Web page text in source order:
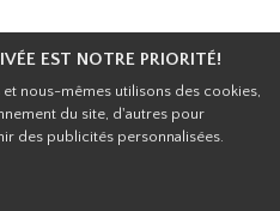
EST NOTRE PRIORITÉ!
nous-mêmes utilisons des cookies,
du site, d'autres pour
des publicités personnalisées.